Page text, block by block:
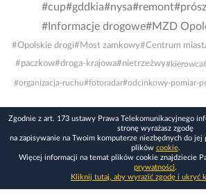
#cup#gddkia#nysa#remont
#Informacje drogowe#MZD
#Opolskie drogi#Most zamkowy#Centrum
#paczkow#droga-krajowa#nietrzeżwy#kierowca
#organizacja-ruchu#fotoradar#odcinkowy-pomiar-
Zgodnie z art. 173 ustawy Prawa Telekomunikacyjnego
stronę wyrażasz zgodę
na zapisywanie na Twoim komputerze niezbędnych do
plików cookie.
Więcej informacji na temat plików cookie znajdziecie
prywatności.
Kliknij tutaj, aby wyrazić zgodę i ukryć